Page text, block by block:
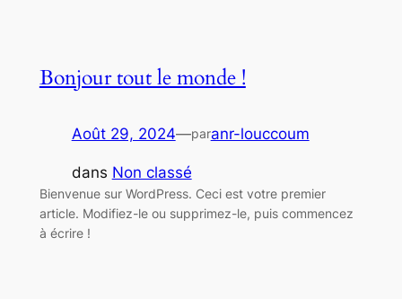
Bonjour tout le monde !
Août 29, 2024—paranr-louccoum
dans Non classé
Bienvenue sur WordPress. Ceci est votre premier
article. Modifiez-le ou supprimez-le, puis commencez
à écrire !